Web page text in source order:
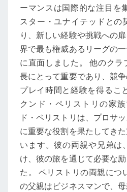
ーマンスは国際的な注目を
スター・ユナイテッドとの
り、新しい経験や挑戦への
界で最も権威あるリーグの
に直面しました。 他のク
長にとって重要であり、競
プレイ時間と経験を得るこ
クンド・ペリストリの家
ド・ペリストリは、プロサ
に重要な役割を果たしてき
います。彼の両親や兄弟は
け、彼の旅を通じて必要な
た。 ペリストリの両親につ
の父親はビジネスマンで、